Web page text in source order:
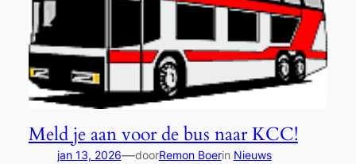
Meld je aan voor de bus naar KCC!
jan 13, 2026—doorRemon Boerin Nieuws